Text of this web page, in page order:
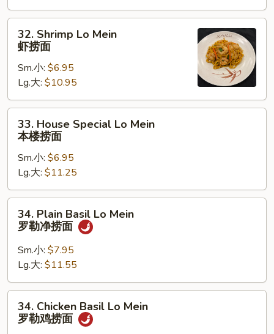
捞
面
Shrimp
Lo
Mein
捞
面
32. Shrimp Lo Mein
虾捞面
Sm.小: $6.95
Lg.大: $10.95
House
Special
Lo
Mein
本
楼
33. House Special Lo Mein
本楼捞面
Sm.小: $6.95
Lg.大: $11.25
Plain
Basil
Lo
Mein
罗
勒
34. Plain Basil Lo Mein
罗勒净捞面
Sm.小: $7.95
Lg.大: $11.55
Chicken
Basil
34. Chicken Basil Lo Mein
罗勒鸡捞面